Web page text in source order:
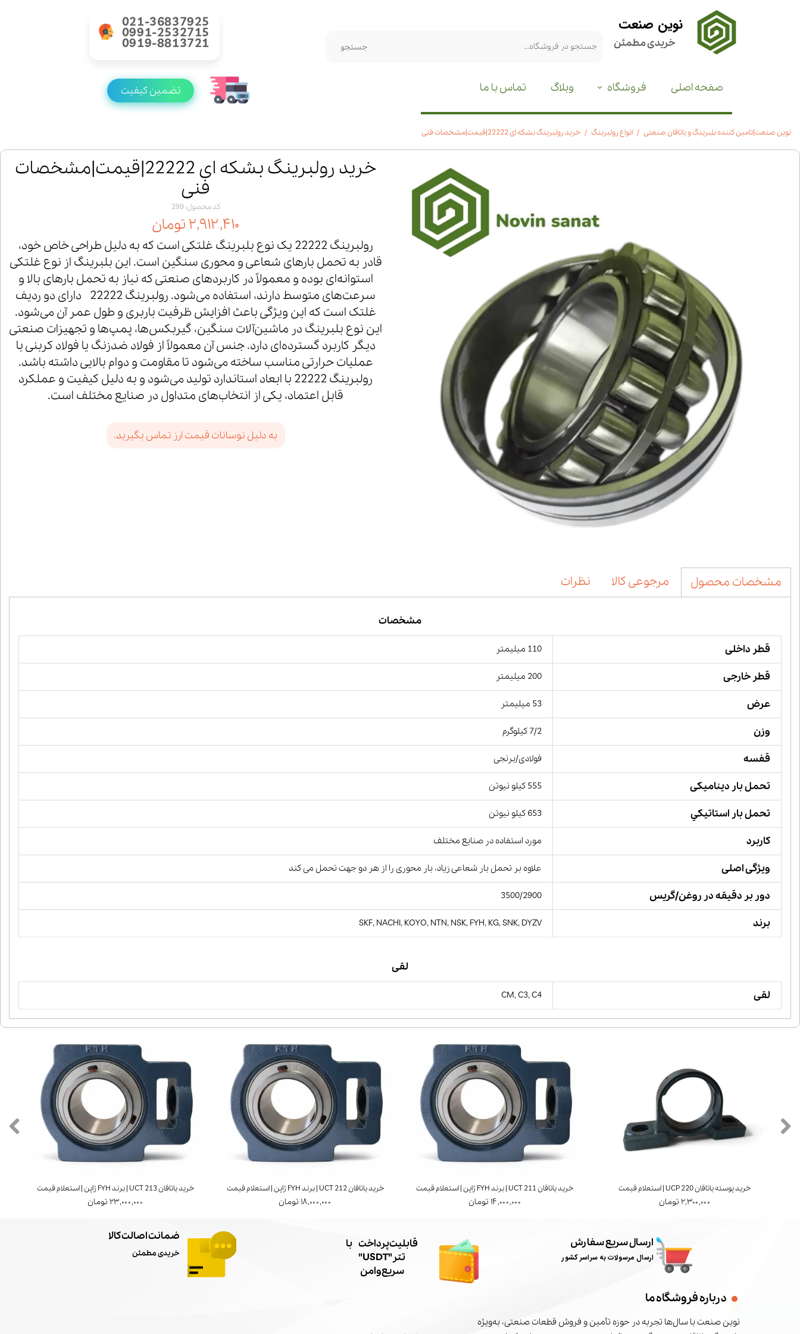
نوین صنعت
خریدی مطمئن
021-36837925
0991-2532715
0919-8813721 جستجو
تضمین کیفیت صفحه اصلی فروشگاه وبلاگ تماس با ما
نوین صنعت|تامین کننده بلبرینگ و یاتاقان صنعتی انواع رولبرینگ خرید رولبرینگ بشکه ای 22222|قیمت|مشخصات فنی
خرید رولبرینگ بشکه ای 22222|قیمت|مشخصات
فنی
کد محصول: 299
۲,۹۱۲,۴۱۰ تومان
رولبرینگ 22222 یک نوع بلبرینگ غلتکی است که به دلیل طراحی خاص خود،
قادر به تحمل بارهای شعاعی و محوری سنگین است. این بلبرینگ از نوع غلتکی
استوانه‌ای بوده و معمولاً در کاربردهای صنعتی که نیاز به تحمل بارهای بالا و
سرعت‌های متوسط دارند، استفاده می‌شود. رولبرینگ 22222 دارای دو ردیف
غلتک است که این ویژگی باعث افزایش ظرفیت باربری و طول عمر آن می‌شود.
این نوع بلبرینگ در ماشین‌آلات سنگین، گیربکس‌ها، پمپ‌ها و تجهیزات صنعتی
دیگر کاربرد گسترده‌ای دارد. جنس آن معمولاً از فولاد ضدزنگ یا فولاد کربنی با
عملیات حرارتی مناسب ساخته می‌شود تا مقاومت و دوام بالایی داشته باشد.
رولبرینگ 22222 با ابعاد استاندارد تولید می‌شود و به دلیل کیفیت و عملکرد
قابل اعتماد، یکی از انتخاب‌های متداول در صنایع مختلف است.
به دلیل نوسانات قیمت ارز تماس بگیرید.
مشخصات محصول مرجوعی کالا نظرات
مشخصات
قطر داخلی 110 میلیمتر
قطر خارجی 200 میلیمتر
عرض 53 میلیمتر
وزن 7/2 کیلوگرم
قفسه فولادی/برنجی
تحمل بار دینامیکی 555 کیلو نیوتن
تحمل بار استاتيكي 653 کیلو نیوتن
کاربرد مورد استفاده در صنایع مختلف
ویژگی اصلی علاوه بر تحمل بار شعاعی زیاد، بار محوری را از هر دو جهت تحمل می کند
دور بر دقیقه در روغن/گریس 3500/2900
برند SKF, NACHI, KOYO, NTN, NSK, FYH, KG, SNK, DYZV
لقی
لقی CM, C3, C4
خرید یاتاقان UCT 213 | برند FYH ژاپن | استعلام قیمت
۲۳,۰۰۰,۰۰۰ تومان
خرید یاتاقان UCT 212 | برند FYH ژاپن | استعلام قیمت
۱۸,۰۰۰,۰۰۰ تومان
خرید یاتاقان UCT 211 | برند FYH ژاپن | استعلام قیمت
۱۴,۰۰۰,۰۰۰ تومان
خرید پوسته یاتاقان UCP 220 | استعلام قیمت
۲,۳۰۰,۰۰۰ تومان
ارسال سریع سفارش
ارسال مرسولات به سراسر کشور
ضمانت اصالت کالا
خریدی مطمئن
درباره فروشگاه ما
نوین صنعت با سال‌ها تجربه در حوزه تأمین و فروش قطعات صنعتی، به‌ویژه
​قابلیت پرداخت با
تتر"USDT"
سریع و امن